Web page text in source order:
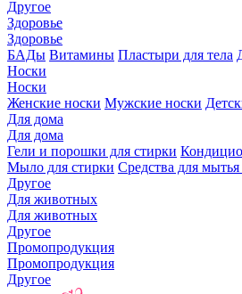
Другое
Здоровье
Здоровье
БАДы Витамины Пластыри для тела
Носки
Носки
Женские носки Мужские носки
Для дома
Для дома
Гели и порошки для стирки
Мыло для стирки Средства для
Другое
Для животных
Для животных
Другое
Промопродукция
Промопродукция
Другое